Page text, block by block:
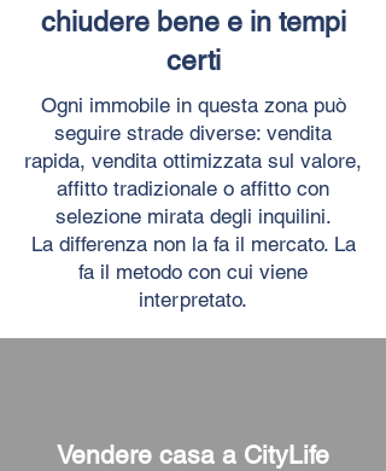
chiudere bene e in tempi
certi
Ogni immobile in questa zona può
seguire strade diverse: vendita
rapida, vendita ottimizzata sul valore,
affitto tradizionale o affitto con
selezione mirata degli inquilini.
La differenza non la fa il mercato. La
fa il metodo con cui viene
interpretato.
Vendere casa a CityLife